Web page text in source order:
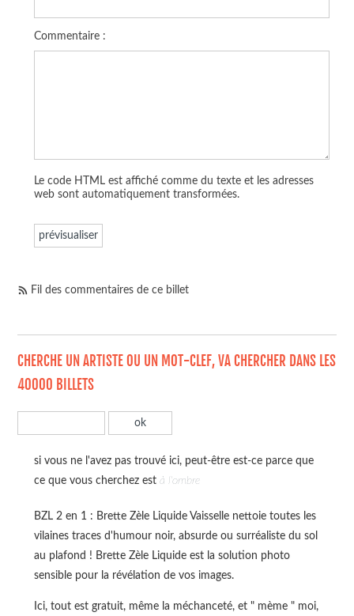
Commentaire :
Le code HTML est affiché comme du texte et les adresses
web sont automatiquement transformées.
Fil des commentaires de ce billet
CHERCHE UN ARTISTE OU UN MOT-CLEF, VA CHERCHER DANS LES
40000 BILLETS
si vous ne l'avez pas trouvé ici, peut-être est-ce parce que
ce que vous cherchez est à l'ombre
BZL 2 en 1 : Brette Zèle Liquide Vaisselle nettoie toutes les
vilaines traces d'humour noir, absurde ou surréaliste du sol
au plafond ! Brette Zèle Liquide est la solution photo
sensible pour la révélation de vos images.
Ici, tout est gratuit, même la méchanceté, et " mème " moi,